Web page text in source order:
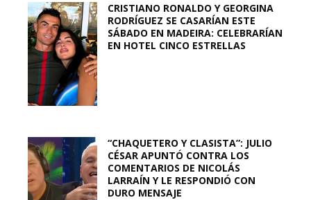
CRISTIANO RONALDO Y GEORGINA
RODRÍGUEZ SE CASARÍAN ESTE
SÁBADO EN MADEIRA: CELEBRARÍAN
EN HOTEL CINCO ESTRELLAS
“CHAQUETERO Y CLASISTA”: JULIO
CÉSAR APUNTÓ CONTRA LOS
COMENTARIOS DE NICOLÁS
LARRAÍN Y LE RESPONDIÓ CON
DURO MENSAJE